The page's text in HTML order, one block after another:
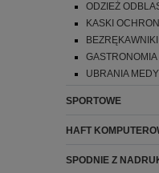
ODZIEŻ
KASKI
GASTRONOMIA
UBRANIA
SPORTOWE
HAFT
SPODNIE Z